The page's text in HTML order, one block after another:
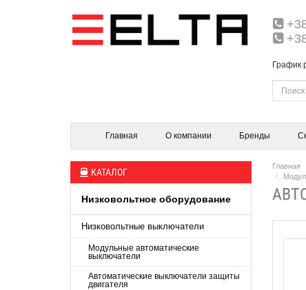
График
Главная О компании Бренды
КАТАЛОГ
Низковольтное оборудование
Низковольтные выключатели
Модульные автоматические
выключатели
Автоматические выключатели защиты
двигателя
Главная